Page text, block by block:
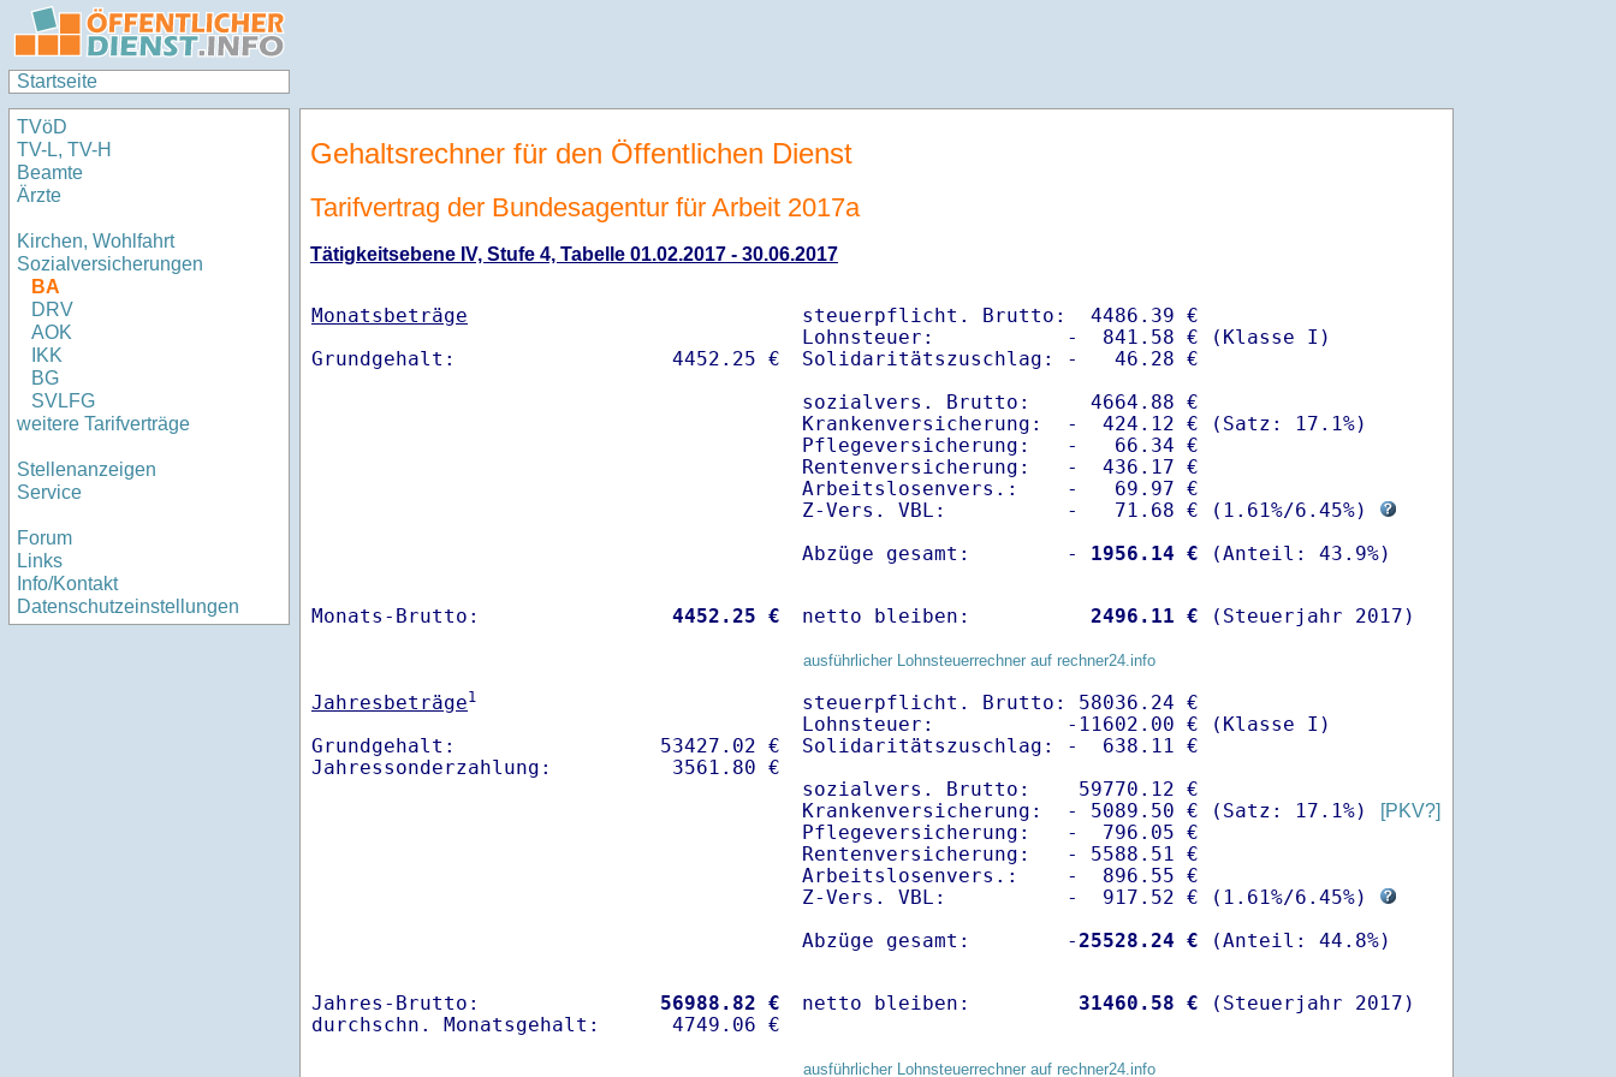
Startseite
TVöD
TV-L, TV-H
Beamte
Ärzte
Kirchen, Wohlfahrt
Sozialversicherungen
BA
DRV
AOK
IKK
BG
SVLFG
weitere Tarifverträge
Stellenanzeigen
Service
Forum
Links
Info/Kontakt
Datenschutzeinstellungen
Gehaltsrechner für den Öffentlichen Dienst
Tarifvertrag der Bundesagentur für Arbeit 2017a
Tätigkeitsebene IV, Stufe 4, Tabelle 01.02.2017 - 30.06.2017
Monatsbeträge
steuerpflicht. Brutto:  4486.39 €
Lohnsteuer:           -  841.58 € (Klasse I)
Solidaritätszuschlag: -   46.28 €
sozialvers. Brutto:     4664.88 €
Krankenversicherung:  -  424.12 € (Satz: 17.1%)
Pflegeversicherung:   -   66.34 €
Rentenversicherung:   -  436.17 €
Arbeitslosenvers.:    -   69.97 €
Z-Vers. VBL:          -   71.68 € ( 1.61%/6.45%)
Abzüge gesamt:        -
1956.14 €
Monats-Brutto: 4452.25 € netto bleiben: 2496.11 € (Steuerjahr 2017)
ausführlicher Lohnsteuerrechner auf rechner24.info
Jahresbeträge1
Grundgehalt:                 53427.02 €
steuerpflicht. Brutto: 58036.24 €
Lohnsteuer:           -11602.00 € (Klasse I)
Solidaritätszuschlag: -  638.11 €
sozialvers. Brutto:    59770.12 €
Krankenversicherung:  - 5089.50 € (Satz: 17.1%)
[PKV?]
Pflegeversicherung:   -  796.05 €
Rentenversicherung:   - 5588.51 €
Arbeitslosenvers.:    -  896.55 €
Z-Vers. VBL:          -  917.52 € ( 1.61%/6.45%)
Abzüge gesamt:        -25528.24 €
Jahres-Brutto: 56988.82 €
netto bleiben: 31460.58 € (Steuerjahr 2017)
ausführlicher Lohnsteuerrechner auf rechner24.info